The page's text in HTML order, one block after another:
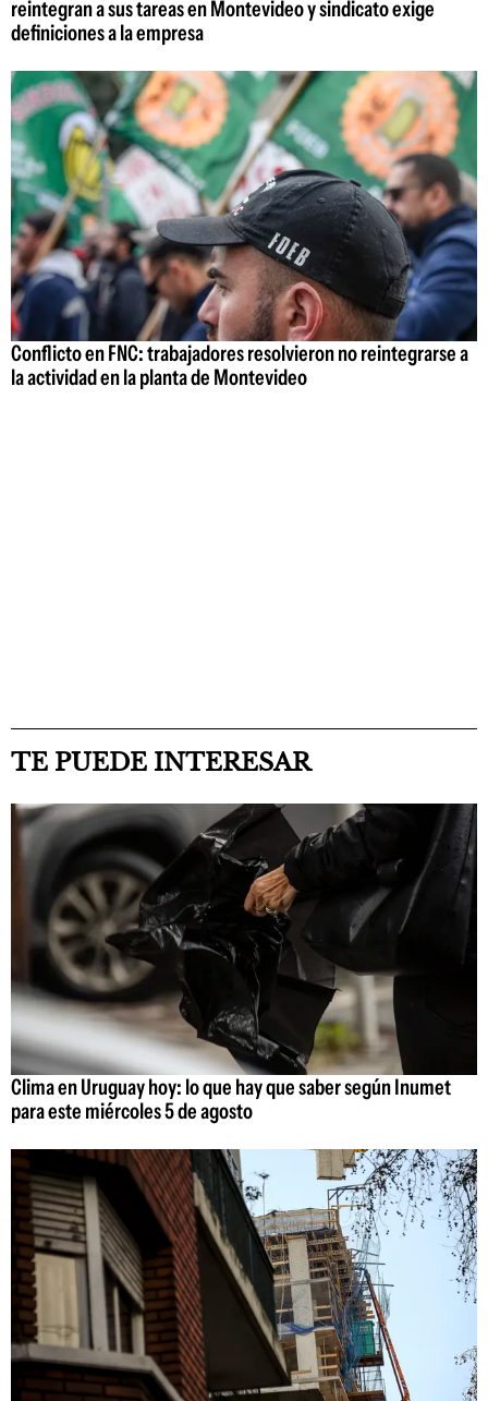
reintegran a sus tareas en Montevideo y sindicato exige
definiciones a la empresa
Conflicto en FNC: trabajadores resolvieron no reintegrarse a
la actividad en la planta de Montevideo
TE PUEDE INTERESAR
Clima en Uruguay hoy: lo que hay que saber según Inumet
para este miércoles 5 de agosto